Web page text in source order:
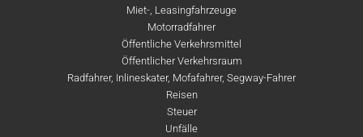
Miet-, Leasingfahrzeuge
Motorradfahrer
Öffentliche Verkehrsmittel
Öffentlicher Verkehrsraum
Radfahrer, Inlineskater, Mofafahrer, Segway-Fahrer
Reisen
Steuer
Unfälle